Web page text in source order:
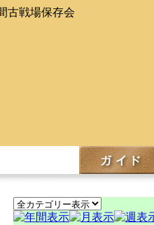
古戦場保存会